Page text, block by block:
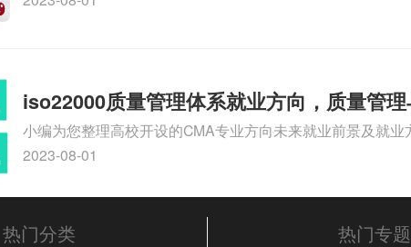
iso22000质量管理体系就业方向，质量管
方向
小编为您整理高校开设的CMA专业方向未来就业前景及就业
就业方向有哪些、国际质量认证专业的就业方向、cpa和cma
文！
2023-08-01
热门分类 热门专题